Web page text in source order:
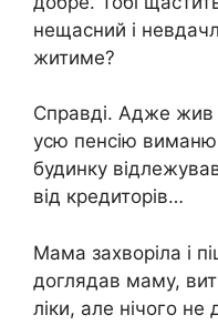
нещасний і
житиме?
Справді. Адже жив
усю пенсію
будинку
від кредиторів…
Мама захворіла і
доглядав маму,
ліки, але нічого